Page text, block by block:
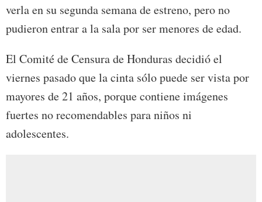
verla en su segunda semana de estreno, pero no
pudieron entrar a la sala por ser menores de edad.
El Comité de Censura de Honduras decidió el
viernes pasado que la cinta sólo puede ser vista por
mayores de 21 años, porque contiene imágenes
fuertes no recomendables para niños ni
adolescentes.